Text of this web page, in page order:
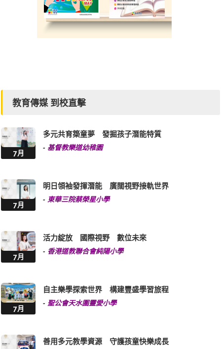
教育傳媒 到校直擊
7月
多元共育築童夢 發掘孩子潛能特質
- 基督教樂道幼稚園
7月
明日領袖發揮潛能 廣闊視野接軌世界
- 東華三院蔡榮星小學
7月
活力綻放 國際視野 數位未來
- 香港道教聯合會純陽小學
7月
自主樂學探索世界 構建豐盛學習旅程
- 聖公會天水圍靈愛小學
善用多元教學資源 守護孩童快樂成長